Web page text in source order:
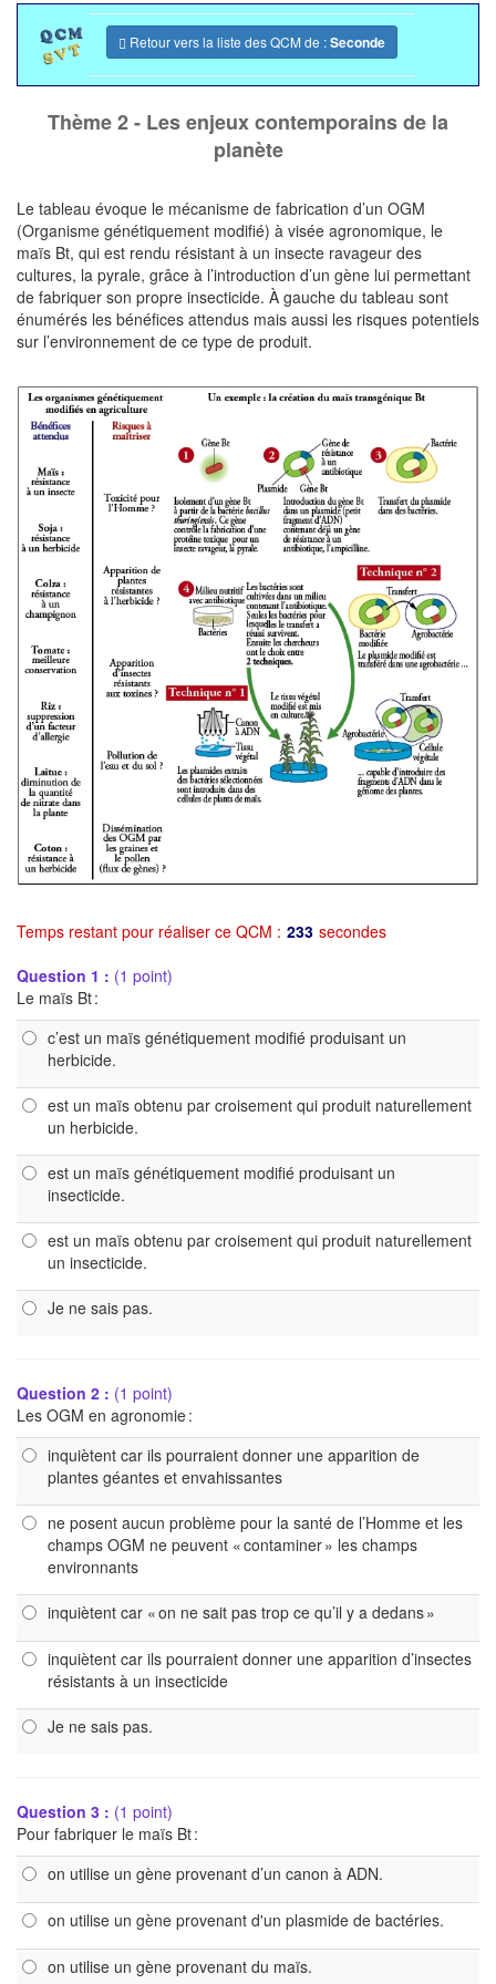
Retour vers la liste des QCM de :Seconde
Thème 2 - Les enjeux contemporains de la
planète
Le tableau évoque le mécanisme de fabrication d’un OGM
(Organisme génétiquement modifié) à visée agronomique, le
maïs Bt, qui est rendu résistant à un insecte ravageur des
cultures, la pyrale, grâce à ­l’introduction d’un gène lui permettant
de fabriquer son propre insecticide. À gauche du tableau sont
énumérés les bénéfices attendus mais aussi les risques potentiels
sur l’environnement de ce type de produit.
Temps restant pour réaliser ce QCM : 233 secondes
Question 1 : (1 point)
Le maïs Bt :
c’est un maïs génétiquement modifié produisant un
herbicide.
est un maïs obtenu par croisement qui produit naturellement
un herbicide.
est un maïs génétiquement modifié produisant un
insecticide.
est un maïs obtenu par croisement qui produit naturellement
un insecticide.
Je ne sais pas.
Question 2 : (1 point)
Les OGM en agronomie :
inquiètent car ils pourraient donner une apparition de
plantes géantes et envahissantes
ne posent aucun problème pour la santé de l’Homme et les
champs OGM ne peuvent « contaminer » les champs
environnants
inquiètent car « on ne sait pas trop ce qu’il y a dedans »
inquiètent car ils pourraient donner une apparition d’insectes
résistants à un insecticide
Je ne sais pas.
Question 3 : (1 point)
Pour fabriquer le maïs Bt :
on utilise un gène provenant d’un canon à ADN.
on utilise un gène provenant d'un plasmide de bactéries.
on utilise un gène provenant du maïs.